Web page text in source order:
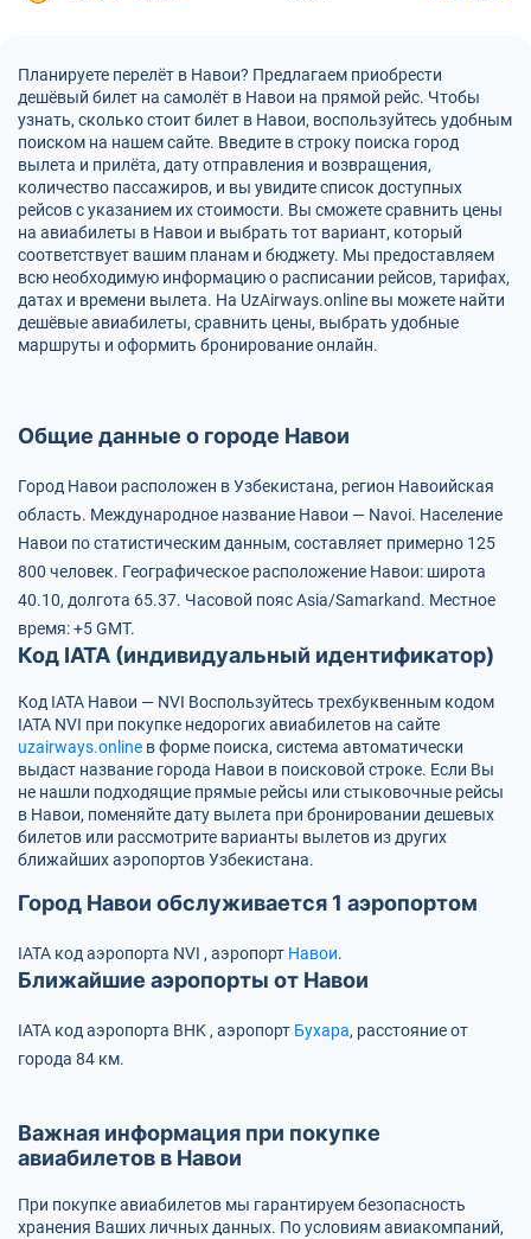
Планируете перелёт в Навои? Предлагаем приобрести
дешёвый билет на самолёт в Навои на прямой рейс. Чтобы
узнать, сколько стоит билет в Навои, воспользуйтесь удобным
поиском на нашем сайте. Введите в строку поиска город
вылета и прилёта, дату отправления и возвращения,
количество пассажиров, и вы увидите список доступных
рейсов с указанием их стоимости. Вы сможете сравнить цены
на авиабилеты в Навои и выбрать тот вариант, который
соответствует вашим планам и бюджету. Мы предоставляем
всю необходимую информацию о расписании рейсов, тарифах,
датах и времени вылета. На UzAirways.online вы можете найти
дешёвые авиабилеты, сравнить цены, выбрать удобные
маршруты и оформить бронирование онлайн.
Общие данные о городе Навои
Город Навои расположен в Узбекистана, регион Навоийская
область. Международное название Навои — Navoi. Население
Навои по статистическим данным, составляет примерно 125
800 человек. Географическое расположение Навои: широта
40.10, долгота 65.37. Часовой пояс Asia/Samarkand. Местное
время: +5 GMT.
Код IATA (индивидуальный идентификатор)
Код IATA Навои — NVI Воспользуйтесь трехбуквенным кодом
IATA NVI при покупке недорогих авиабилетов на сайте
uzairways.online в форме поиска, система автоматически
выдаст название города Навои в поисковой строке. Если Вы
не нашли подходящие прямые рейсы или стыковочные рейсы
в Навои, поменяйте дату вылета при бронировании дешевых
билетов или рассмотрите варианты вылетов из других
ближайших аэропортов Узбекистана.
Город Навои обслуживается 1 аэропортом
IATA код аэропорта NVI , аэропорт Навои.
Ближайшие аэропорты от Навои
IATA код аэропорта BHK , аэропорт Бухара, расстояние от
города 84 км.
Важная информация при покупке
авиабилетов в Навои
При покупке авиабилетов мы гарантируем безопасность
хранения Ваших личных данных. По условиям авиакомпаний,